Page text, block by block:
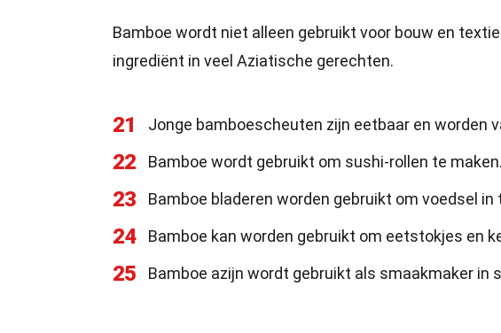
Bamboe wordt niet alleen gebruikt voor bouw en
ingrediënt in veel Aziatische gerechten.
21 Jonge bamboescheuten zijn eetbaar en worden
22 Bamboe wordt gebruikt om sushi-rollen te maken.
23 Bamboe bladeren worden gebruikt om voedsel
24 Bamboe kan worden gebruikt om eetstokjes en
25 Bamboe azijn wordt gebruikt als smaakmaker in